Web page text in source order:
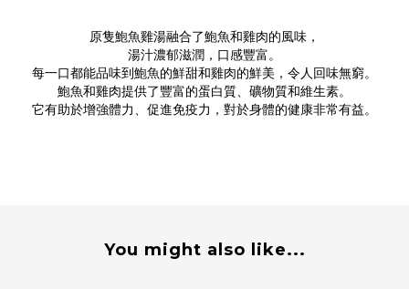
原隻鮑魚雞湯融合了鮑魚和雞肉的風味，
湯汁濃郁滋潤，口感豐富。
每一口都能品味到鮑魚的鮮甜和雞肉的鮮美，令人回味無窮。
鮑魚和雞肉提供了豐富的蛋白質、礦物質和維生素。
它有助於增強體力、促進免疫力，對於身體的健康非常有益。
You might also like...